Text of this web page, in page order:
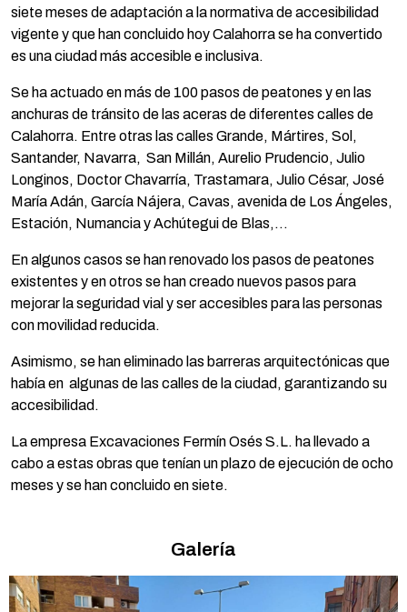
siete meses de adaptación a la normativa de accesibilidad
vigente y que han concluido hoy Calahorra se ha convertido
es una ciudad más accesible e inclusiva.
Se ha actuado en más de 100 pasos de peatones y en las
anchuras de tránsito de las aceras de diferentes calles de
Calahorra. Entre otras las calles Grande, Mártires, Sol,
Santander, Navarra, San Millán, Aurelio Prudencio, Julio
Longinos, Doctor Chavarría, Trastamara, Julio César, José
María Adán, García Nájera, Cavas, avenida de Los Ángeles,
Estación, Numancia y Achútegui de Blas,…
En algunos casos se han renovado los pasos de peatones
existentes y en otros se han creado nuevos pasos para
mejorar la seguridad vial y ser accesibles para las personas
con movilidad reducida.
Asimismo, se han eliminado las barreras arquitectónicas que
había en algunas de las calles de la ciudad, garantizando su
accesibilidad.
La empresa Excavaciones Fermín Osés S.L. ha llevado a
cabo a estas obras que tenían un plazo de ejecución de ocho
meses y se han concluido en siete.
Galería